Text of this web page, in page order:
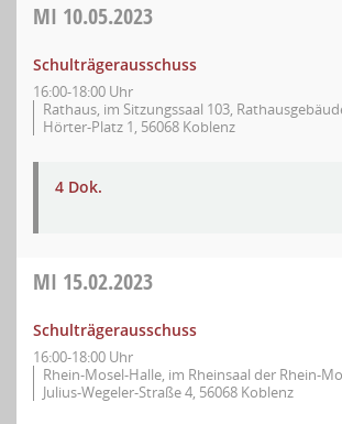
MI 10.05.2023
Schulträgerausschuss
16:00-18:00 Uhr
Rathaus, im Sitzungssaal 103,
Hörter-Platz 1, 56068 Koblenz
4 Dok.
MI 15.02.2023
Schulträgerausschuss
16:00-18:00 Uhr
Rhein-Mosel-Halle, im Rheinsaal der Rhein-
Julius-Wegeler-Straße 4, 56068 Koblenz